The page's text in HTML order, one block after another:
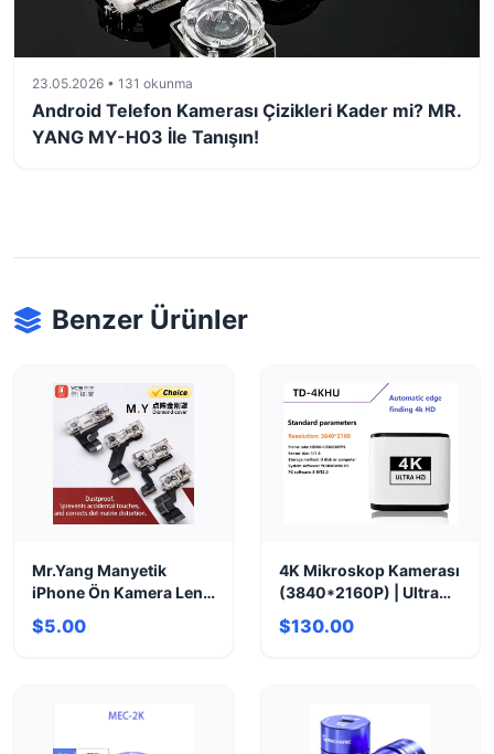
23.05.2026 • 131 okunma
Android Telefon Kamerası Çizikleri Kader mi? MR.
YANG MY-H03 İle Tanışın!
Benzer Ürünler
Mr.Yang Manyetik
iPhone Ön Kamera Lens
Koruyucu (X-17 Pro
Max)
$5.00
4K Mikroskop Kamerası
(3840*2160P) | Ultra
HD Görüntüleme
$130.00